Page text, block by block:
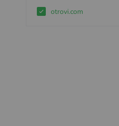
otrovi.com